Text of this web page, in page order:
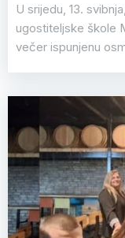
U srijedu, 13.
ugostiteljske škole
večer ispunjenu